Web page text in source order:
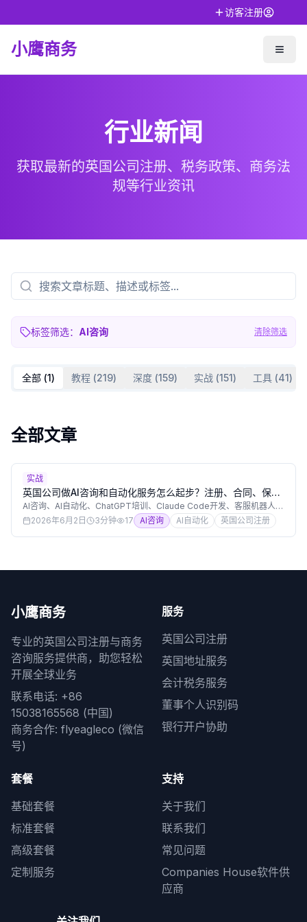
访客注册
小鹰商务
行业新闻
获取最新的英国公司注册、税务政策、商务法
规等行业资讯
标签筛选： AI咨询 清除筛选
全部 (1) 教程 (219) 深度 (159) 实战 (151) 工具 (41)
全部文章
实战
英国公司做AI咨询和自动化服务怎么起步？注册、合同、保
险、数据保护和收费模式
AI咨询、AI自动化、ChatGPT培训、Claude Code开发、客服机器人和
工作流集成正在成为热门英国公司业务。本文原创解释用英国Ltd做AI服
务公司的注册要点、SIC Code、服务合同、职业责任保险、客户数据、
软件订阅成本、收费模式和交付边界。
2026年6月2日 3分钟 17 AI咨询 AI自动化 英国公司注册
小鹰商务
专业的英国公司注册与商务
咨询服务提供商，助您轻松
开展全球业务
联系电话: +86
15038165568 (中国)
商务合作: flyeagleco (微信
号)
服务
英国公司注册
英国地址服务
会计税务服务
董事个人识别码
银行开户协助
套餐
基础套餐
标准套餐
高级套餐
定制服务
支持
关于我们
联系我们
常见问题
Companies House软件供
应商